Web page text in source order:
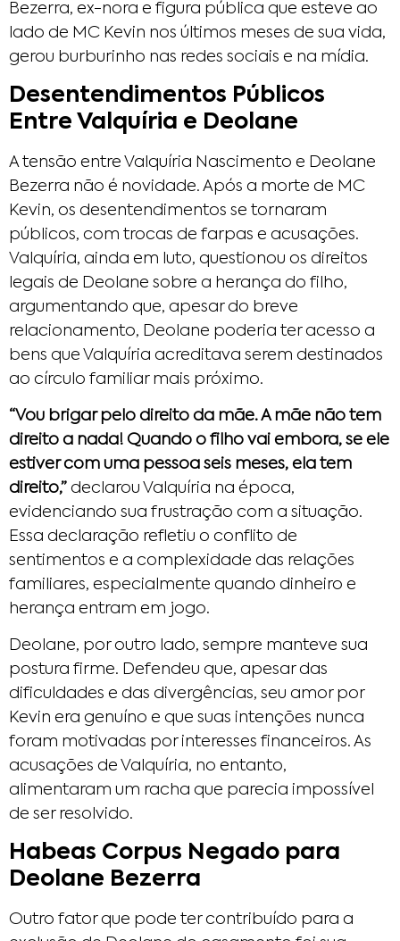
Bezerra, ex-nora e figura pública que esteve ao
lado de MC Kevin nos últimos meses de sua vida,
gerou burburinho nas redes sociais e na mídia.
Desentendimentos Públicos
Entre Valquíria e Deolane
A tensão entre Valquíria Nascimento e Deolane
Bezerra não é novidade. Após a morte de MC
Kevin, os desentendimentos se tornaram
públicos, com trocas de farpas e acusações.
Valquíria, ainda em luto, questionou os direitos
legais de Deolane sobre a herança do filho,
argumentando que, apesar do breve
relacionamento, Deolane poderia ter acesso a
bens que Valquíria acreditava serem destinados
ao círculo familiar mais próximo.
“Vou brigar pelo direito da mãe. A mãe não tem
direito a nada! Quando o filho vai embora, se ele
estiver com uma pessoa seis meses, ela tem
direito,” declarou Valquíria na época,
evidenciando sua frustração com a situação.
Essa declaração refletiu o conflito de
sentimentos e a complexidade das relações
familiares, especialmente quando dinheiro e
herança entram em jogo.
Deolane, por outro lado, sempre manteve sua
postura firme. Defendeu que, apesar das
dificuldades e das divergências, seu amor por
Kevin era genuíno e que suas intenções nunca
foram motivadas por interesses financeiros. As
acusações de Valquíria, no entanto,
alimentaram um racha que parecia impossível
de ser resolvido.
Habeas Corpus Negado para
Deolane Bezerra
Outro fator que pode ter contribuído para a